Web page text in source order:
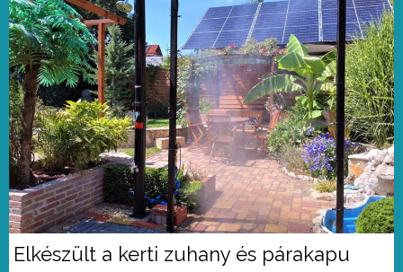
Elkészült a kerti zuhany és párakapu